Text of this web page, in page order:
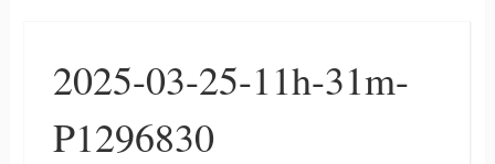
2025-03-25-11h-31m-
P1296830